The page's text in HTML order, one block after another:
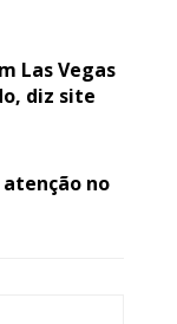
Las Vegas
diz site
no